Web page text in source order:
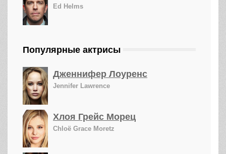
Ed Helms
Популярные актрисы
Дженнифер Лоуренс
Jennifer Lawrence
Хлоя Грейс Морец
Chloë Grace Moretz